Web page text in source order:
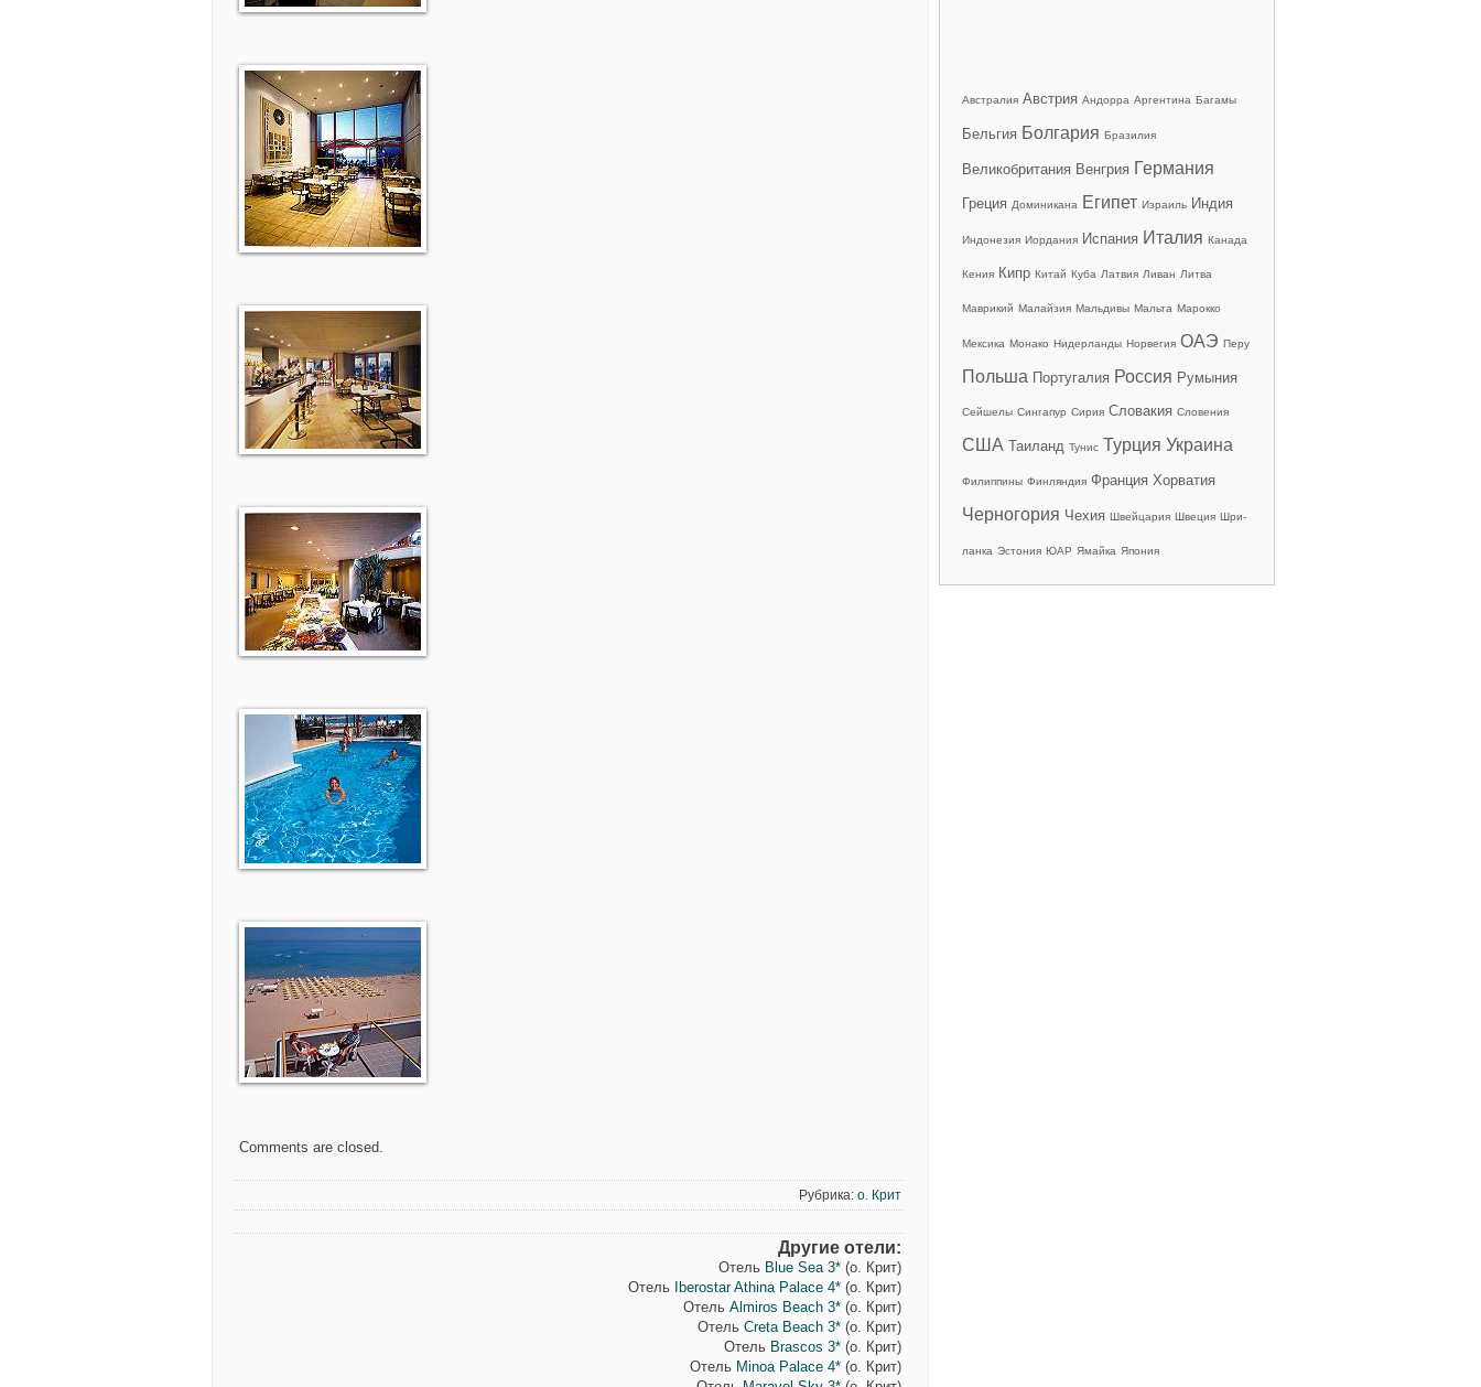
Comments are closed.
Рубрика: о. Крит
Другие отели:
Отель Blue Sea 3*(о. Крит)
Отель
Iberostar Athina Palace 4*(о. Крит)
Отель Almiros Beach 3*(о. Крит)
Отель Creta Beach 3*(о. Крит)
Отель Brascos 3*(о. Крит)
Отель Minoa Palace 4*(о. Крит)
Австралия Австрия Андорра Аргентина Багамы
Бельгия Болгария Бразилия
Великобритания Венгрия Германия
Греция Доминикана Египет Израиль Индия
Индонезия Иордания Испания Италия Канада
Кения Кипр Китай Куба Латвия Ливан Литва
Маврикий Малайзия Мальдивы Мальта Марокко
Мексика Монако Нидерланды Норвегия ОАЭ Перу
Польша Португалия Россия Румыния
Сейшелы Сингапур Сирия Словакия Словения
США Таиланд Тунис Турция Украина
Филиппины Финляндия Франция Хорватия
Черногория Чехия Швейцария Швеция Шри-
ланка Эстония ЮАР Ямайка Япония